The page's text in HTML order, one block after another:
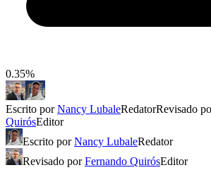
0.35%
Escrito porNancy LubaleRedatorRevisado
QuirósEditor
Escrito porNancy LubaleRedator
Revisado porFernando QuirósEditor